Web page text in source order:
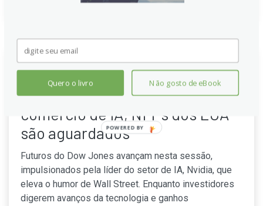
Futuros do Dow Jones sobem
com Nvidia impulsionando o
comércio de IA; NFPs dos EUA
são aguardados
Futuros do Dow Jones avançam nesta sessão,
impulsionados pela líder do setor de IA, Nvidia, que
eleva o humor de Wall Street. Enquanto investidores
digerem avanços da tecnologia e ganhos
Quero o livro Não gosto de eBook
POWERED BY